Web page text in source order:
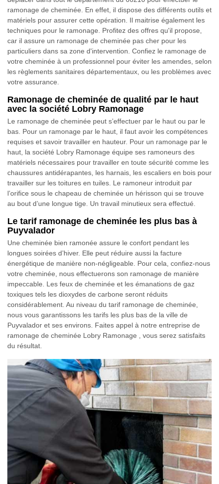
ramonage de cheminée. En effet, il dispose des différents outils et
matériels pour assurer cette opération. Il maitrise également les
techniques pour le ramonage. Profitez des offres qu'il propose,
car il assure un ramonage de cheminée pas cher pour les
particuliers dans sa zone d'intervention. Confiez le ramonage de
votre cheminée à un professionnel pour éviter les amendes, selon
les règlements sanitaires départementaux, ou les problèmes avec
votre assurance.
Ramonage de cheminée de qualité par le haut
avec la société Lobry Ramonage
Le ramonage de cheminée peut s’effectuer par le haut ou par le
bas. Pour un ramonage par le haut, il faut avoir les compétences
requises et savoir travailler en hauteur. Pour un ramonage par le
haut, la société Lobry Ramonage équipe ses ramoneurs des
matériels nécessaires pour travailler en toute sécurité comme les
chaussures antidérapantes, les harnais, les escaliers en bois pour
travailler sur les toitures en tuiles. Le ramoneur introduit par
l’orifice sous le chapeau de cheminée un hérisson qui se trouve
au bout d’une longue tige. Un travail minutieux sera effectué.
Le tarif ramonage de cheminée les plus bas à
Puyvalador
Une cheminée bien ramonée assure le confort pendant les
longues soirées d’hiver. Elle peut réduire aussi la facture
énergétique de manière non-négligeable. Pour cela, confiez-nous
votre cheminée, nous effectuerons son ramonage de manière
impeccable. Les feux de cheminée et les émanations de gaz
toxiques tels les dioxydes de carbone seront réduits
considérablement. Au niveau du tarif ramonage de cheminée,
nous vous garantissons les tarifs les plus bas de la ville de
Puyvalador et ses environs. Faites appel à notre entreprise de
ramonage de cheminée Lobry Ramonage , vous serez satisfaits
du résultat.